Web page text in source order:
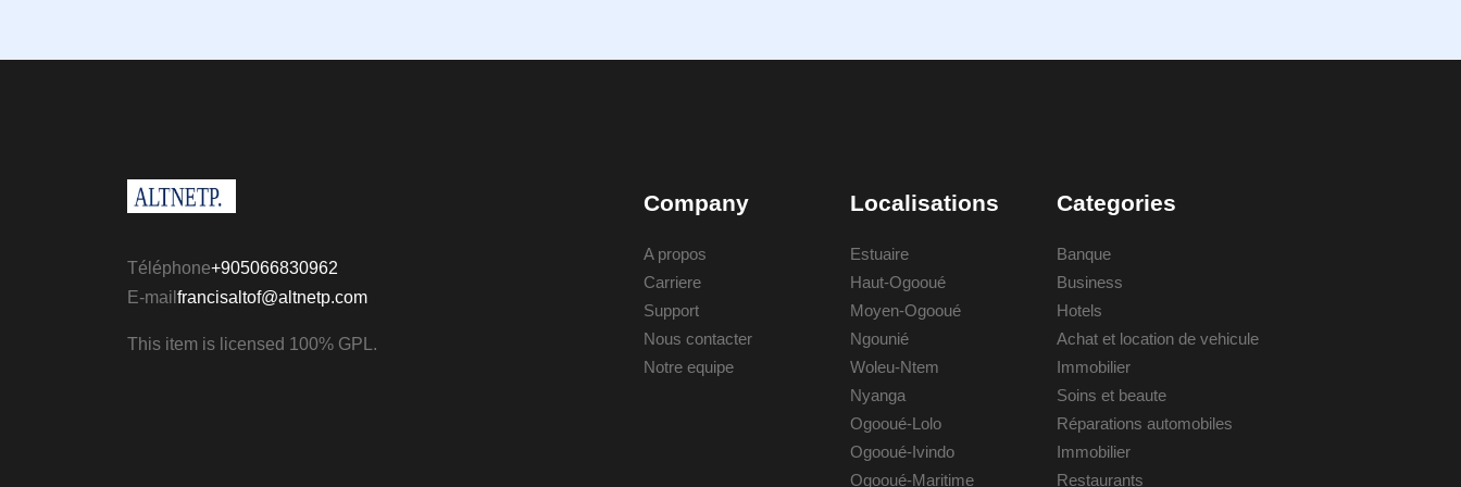
Téléphone+905066830962
E-mail francisaltof@altnetp.com
This item is licensed 100% GPL.
Company
A propos
Carriere
Support
Nous contacter
Notre equipe
Localisations
Estuaire
Haut-Ogooué
Moyen-Ogooué
Ngounié
Woleu-Ntem
Nyanga
Ogooué-Lolo
Ogooué-Ivindo
Ogooué-Maritime
Categories
Banque
Business
Hotels
Achat et location de vehicule
Immobilier
Soins et beaute
Réparations automobiles
Immobilier
Restaurants